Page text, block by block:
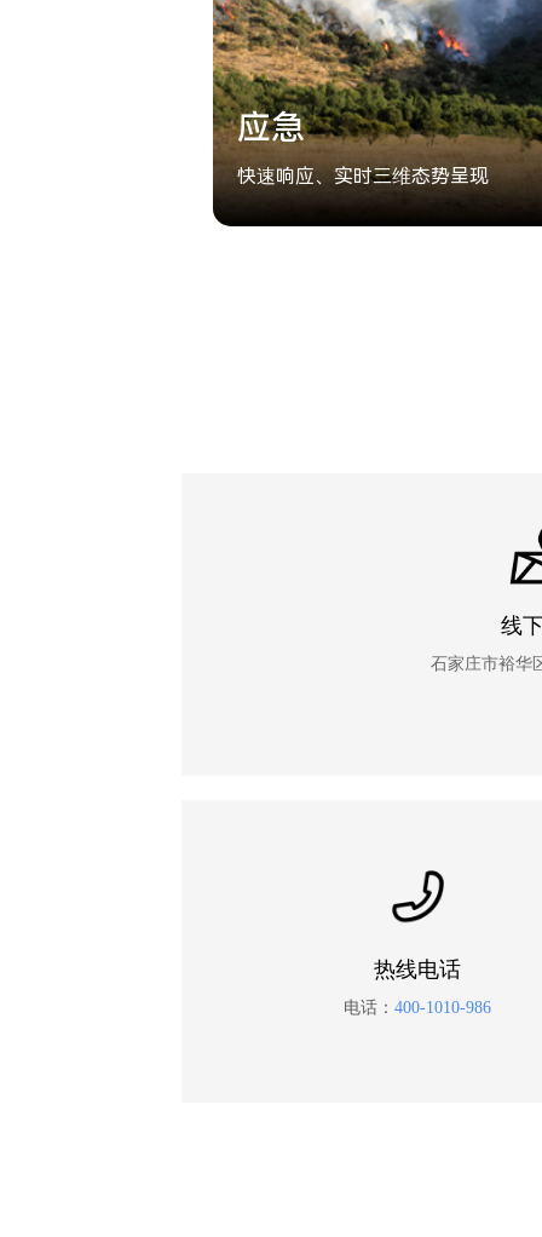
应急
快速响应、实时三维态势呈现
热线电话
电话： 400-1010-986
线
石家庄市裕华